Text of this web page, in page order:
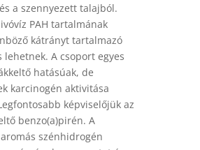
a szennyezett talajból.
PAH tartalmának
kátrányt tartalmazó
lehetnek. A csoport egyes
hatásúak, de
karcinogén aktivitása
képviselőjük az
benzo(a)pirén. A
szénhidrogén